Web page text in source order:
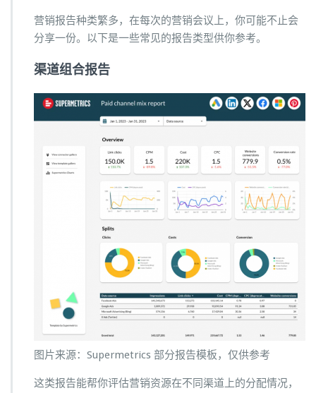
营销报告种类繁多，在每次的营销会议上，你可能不止会
分享一份。以下是一些常见的报告类型供你参考。
渠道组合报告
图片来源：Supermetrics 部分报告模板，仅供参考
这类报告能帮你评估营销资源在不同渠道上的分配情况，